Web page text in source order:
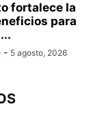
fortalece la
para
- 5 agosto, 2026